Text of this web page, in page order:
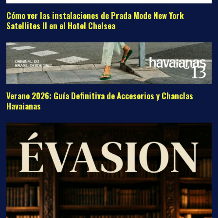
Cómo ver las instalaciones de Prada Mode New York
Satellites II en el Hotel Chelsea
13
Verano 2026: Guía Definitiva de Accesorios y Chanclas
Havaianas